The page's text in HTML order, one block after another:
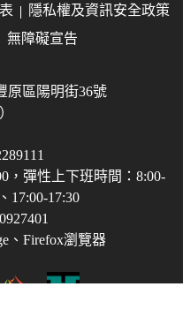
隱私權及資訊安全政策
無障礙宣告
原區陽明街36號
，彈性上下班時間：8:00-
17:00-17:30
、Firefox瀏覽器